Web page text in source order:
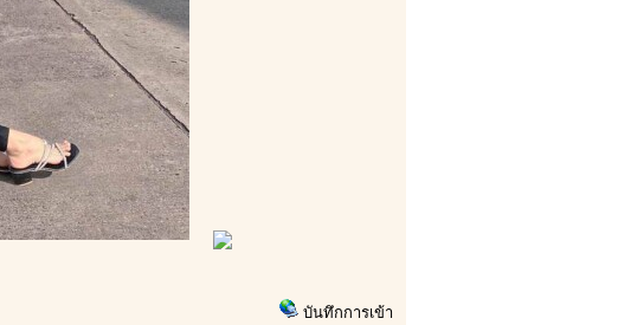
บันทึกการเข้า